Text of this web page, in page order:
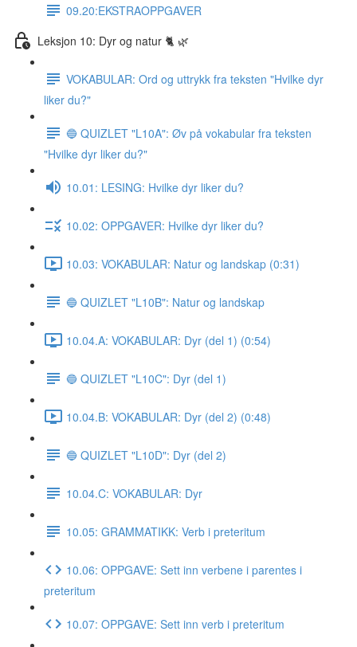
09.20:EKSTRAOPPGAVER
Leksjon 10: Dyr og natur 🐈 🌿
VOKABULAR: Ord og uttrykk fra teksten "Hvilke dyr
liker du?"
🔵 QUIZLET "L10A": Øv på vokabular fra teksten
"Hvilke dyr liker du?"
10.01: LESING: Hvilke dyr liker du?
10.02: OPPGAVER: Hvilke dyr liker du?
10.03: VOKABULAR: Natur og landskap (0:31)
🔵 QUIZLET "L10B": Natur og landskap
10.04.A: VOKABULAR: Dyr (del 1) (0:54)
🔵 QUIZLET "L10C": Dyr (del 1)
10.04.B: VOKABULAR: Dyr (del 2) (0:48)
🔵 QUIZLET "L10D": Dyr (del 2)
10.04.C: VOKABULAR: Dyr
10.05: GRAMMATIKK: Verb i preteritum
10.06: OPPGAVE: Sett inn verbene i parentes i
preteritum
10.07: OPPGAVE: Sett inn verb i preteritum